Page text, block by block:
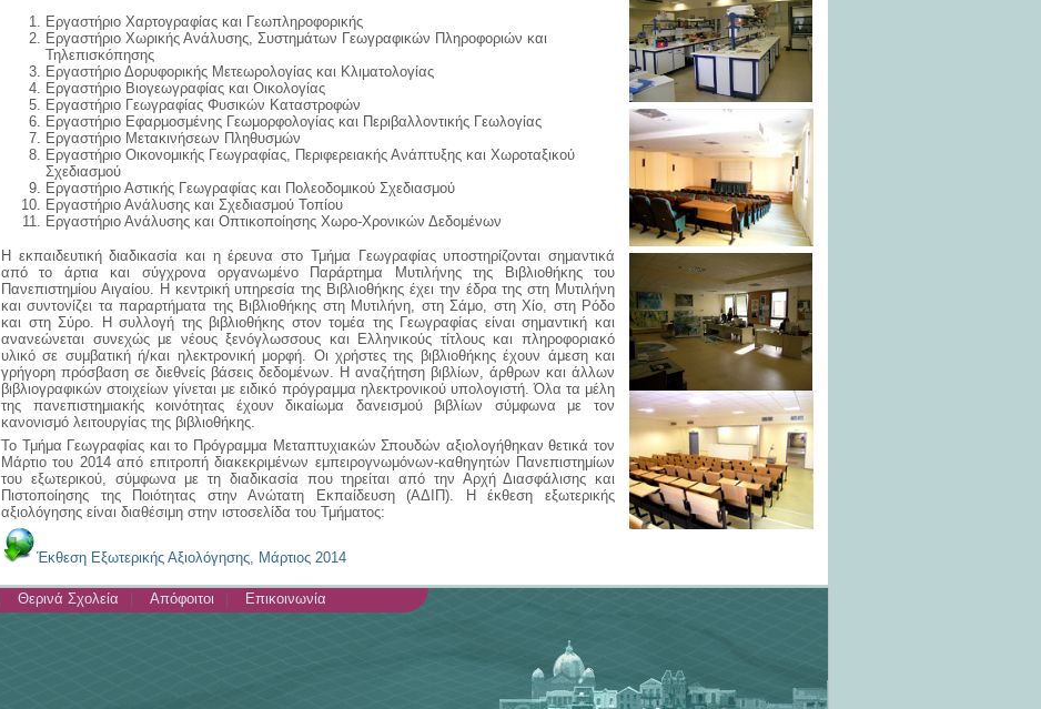
Εργαστήριο Χαρτογραφίας και Γεωπληροφορικής
Εργαστήριο Χωρικής Ανάλυσης, Συστημάτων Γεωγραφικών Πληροφοριών και
Τηλεπισκόπησης
Εργαστήριο Δορυφορικής Μετεωρολογίας και Κλιματολογίας
Εργαστήριο Βιογεωγραφίας και Οικολογίας
Εργαστήριο Γεωγραφίας Φυσικών Καταστροφών
Εργαστήριο Εφαρμοσμένης Γεωμορφολογίας και Περιβαλλοντικής Γεωλογίας
Εργαστήριο Μετακινήσεων Πληθυσμών
Εργαστήριο Οικονομικής Γεωγραφίας, Περιφερειακής Ανάπτυξης και Χωροταξικού
Σχεδιασμού
Εργαστήριο Αστικής Γεωγραφίας και Πολεοδομικού Σχεδιασμού
Εργαστήριο Ανάλυσης και Σχεδιασμού Τοπίου
Εργαστήριο Ανάλυσης και Οπτικοποίησης Χωρο-Χρονικών Δεδομένων
Η εκπαιδευτική διαδικασία και η έρευνα στο Τμήμα Γεωγραφίας υποστηρίζονται σημαντικά
από το άρτια και σύγχρονα οργανωμένο Παράρτημα Μυτιλήνης της Βιβλιοθήκης του
Πανεπιστημίου Αιγαίου. Η κεντρική υπηρεσία της Βιβλιοθήκης έχει την έδρα της στη Μυτιλήνη
και συντονίζει τα παραρτήματα της Βιβλιοθήκης στη Μυτιλήνη, στη Σάμο, στη Χίο, στη Ρόδο
και στη Σύρο. Η συλλογή της βιβλιοθήκης στον τομέα της Γεωγραφίας είναι σημαντική και
ανανεώνεται συνεχώς με νέους ξενόγλωσσους και Ελληνικούς τίτλους και πληροφοριακό
υλικό σε συμβατική ή/και ηλεκτρονική μορφή. Οι χρήστες της βιβλιοθήκης έχουν άμεση και
γρήγορη πρόσβαση σε διεθνείς βάσεις δεδομένων. Η αναζήτηση βιβλίων, άρθρων και άλλων
βιβλιογραφικών στοιχείων γίνεται με ειδικό πρόγραμμα ηλεκτρονικού υπολογιστή. Όλα τα μέλη
της πανεπιστημιακής κοινότητας έχουν δικαίωμα δανεισμού βιβλίων σύμφωνα με τον
κανονισμό λειτουργίας της βιβλιοθήκης.
Το Τμήμα Γεωγραφίας και το Πρόγραμμα Μεταπτυχιακών Σπουδών αξιολογήθηκαν θετικά τον
Μάρτιο του 2014 από επιτροπή διακεκριμένων εμπειρογνωμόνων-καθηγητών Πανεπιστημίων
του εξωτερικού, σύμφωνα με τη διαδικασία που τηρείται από την Αρχή Διασφάλισης και
Πιστοποίησης της Ποιότητας στην Ανώτατη Εκπαίδευση (ΑΔΙΠ). Η έκθεση εξωτερικής
αξιολόγησης είναι διαθέσιμη στην ιστοσελίδα του Τμήματος:
Έκθεση Εξωτερικής Αξιολόγησης, Μάρτιος 2014
Θερινά Σχολεία Απόφοιτοι Επικοινωνία